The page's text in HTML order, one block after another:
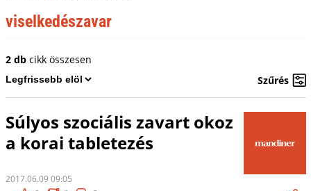
viselkedészavar
2 dbcikk összesen
Szűrés
Súlyos szociális zavart okoz
a korai tabletezés
2017.06.09 09:05